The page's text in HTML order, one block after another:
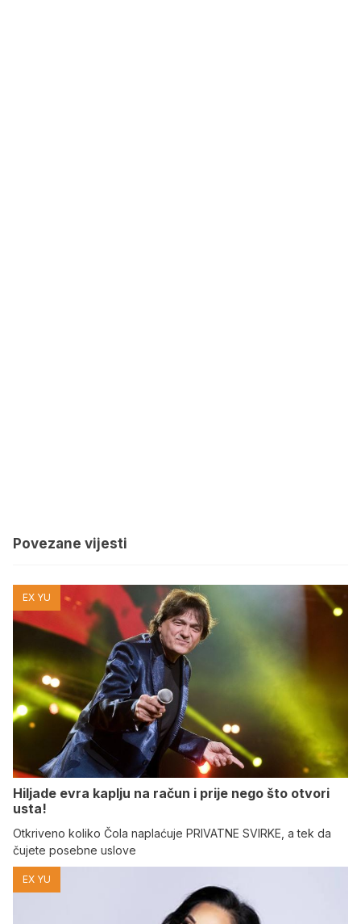
Povezane vijesti
EX YU
Hiljade evra kaplju na račun i prije nego što otvori
usta!
Otkriveno koliko Čola naplaćuje PRIVATNE SVIRKE, a tek da
čujete posebne uslove
EX YU